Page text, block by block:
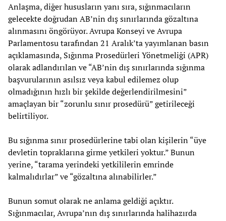
Anlaşma, diğer hususların yanı sıra, sığınmacıların
gelecekte doğrudan AB’nin dış sınırlarında gözaltına
alınmasını öngörüyor. Avrupa Konseyi ve Avrupa
Parlamentosu tarafından 21 Aralık’ta yayımlanan basın
açıklamasında, Sığınma Prosedürleri Yönetmeliği (APR)
olarak adlandırılan ve “AB’nin dış sınırlarında sığınma
başvurularının asılsız veya kabul edilemez olup
olmadığının hızlı bir şekilde değerlendirilmesini”
amaçlayan bir “zorunlu sınır prosedürü” getirileceği
belirtiliyor.
Bu sığınma sınır prosedürlerine tabi olan kişilerin “üye
devletin topraklarına girme yetkileri yoktur.” Bunun
yerine, “tarama yerindeki yetkililerin emrinde
kalmalıdırlar” ve “gözaltına alınabilirler.”
Bunun somut olarak ne anlama geldiği açıktır.
Sığınmacılar, Avrupa’nın dış sınırlarında halihazırda